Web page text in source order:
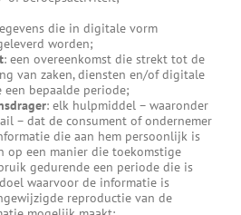
die in digitale vorm
worden;
: een overeenkomst die strekt tot de
van zaken, diensten en/of digitale
bepaalde periode;
: elk hulpmiddel – waaronder
– dat de consument of ondernemer
die aan hem persoonlijk is
op een manier die toekomstige
gedurende een periode die is
waarvoor de informatie is
reproductie van de